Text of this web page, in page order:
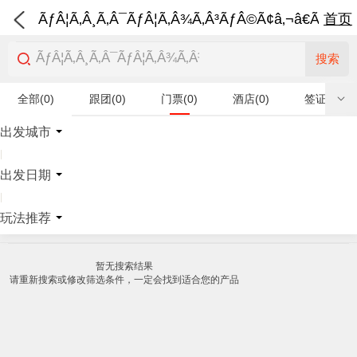
首页
搜索
全部(0) 跟团(0) 门票(0) 酒店(0) 签证(0)
特产商品(0)
出发城市
|
出发日期
|
玩法推荐
暂无搜索结果
请重新搜索或修改筛选条件，一定会找到适合您的产品